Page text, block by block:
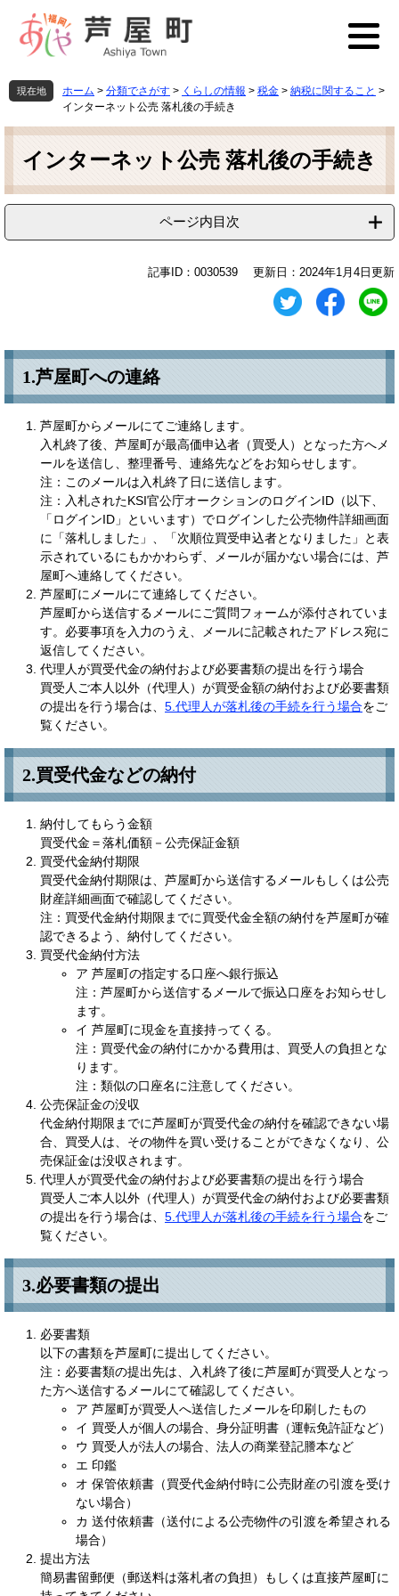
先
頭
を
飛
文
現在地 ホーム > 分類でさがす > くらしの情報 > 税金 > 納税に関すること >
インターネット公売 落札後の手続き
本
インターネット公売 落札後の手続き
ページ内目次
記事ID：0030539 更新日：2024年1月4日更新
1.芦屋町への連絡
芦屋町からメールにてご連絡します。
入札終了後、芦屋町が最高価申込者（買受人）となった方へメ
ールを送信し、整理番号、連絡先などをお知らせします。
注：このメールは入札終了日に送信します。
注：入札されたKSI官公庁オークションのログインID（以下、
「ログインID」といいます）でログインした公売物件詳細画面
に「落札しました」、「次順位買受申込者となりました」と表
示されているにもかかわらず、メールが届かない場合には、芦
屋町へ連絡してください。
芦屋町にメールにて連絡してください。
芦屋町から送信するメールにご質問フォームが添付されていま
す。必要事項を入力のうえ、メールに記載されたアドレス宛に
返信してください。
代理人が買受代金の納付および必要書類の提出を行う場合
買受人ご本人以外（代理人）が買受金額の納付および必要書類
の提出を行う場合は、 5.代理人が落札後の手続を行う場合をご
覧ください。
2.買受代金などの納付
納付してもらう金額
買受代金＝落札価額－公売保証金額
買受代金納付期限
買受代金納付期限は、芦屋町から送信するメールもしくは公売
財産詳細画面で確認してください。
注：買受代金納付期限までに買受代金全額の納付を芦屋町が確
認できるよう、納付してください。
買受代金納付方法
ア 芦屋町の指定する口座へ銀行振込
注：芦屋町から送信するメールで振込口座をお知らせし
ます。
イ 芦屋町に現金を直接持ってくる。
注：買受代金の納付にかかる費用は、買受人の負担とな
ります。
注：類似の口座名に注意してください。
公売保証金の没収
代金納付期限までに芦屋町が買受代金の納付を確認できない場
合、買受人は、その物件を買い受けることができなくなり、公
売保証金は没収されます。
代理人が買受代金の納付および必要書類の提出を行う場合
買受人ご本人以外（代理人）が買受代金の納付および必要書類
の提出を行う場合は、 5.代理人が落札後の手続を行う場合をご
覧ください。
3.必要書類の提出
必要書類
以下の書類を芦屋町に提出してください。
注：必要書類の提出先は、入札終了後に芦屋町が買受人となっ
た方へ送信するメールにて確認してください。
ア 芦屋町が買受人へ送信したメールを印刷したもの
イ 買受人が個人の場合、身分証明書（運転免許証など）
ウ 買受人が法人の場合、法人の商業登記謄本など
エ 印鑑
オ 保管依頼書（買受代金納付時に公売財産の引渡を受け
ない場合）
カ 送付依頼書（送付による公売物件の引渡を希望される
場合）
提出方法
簡易書留郵便（郵送料は落札者の負担）もしくは直接芦屋町に